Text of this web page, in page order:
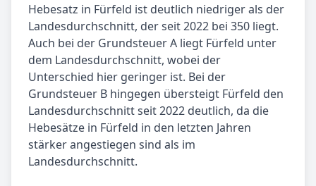
Hebesatz in Fürfeld ist deutlich niedriger als der
Landesdurchschnitt, der seit 2022 bei 350 liegt.
Auch bei der Grundsteuer A liegt Fürfeld unter
dem Landesdurchschnitt, wobei der
Unterschied hier geringer ist. Bei der
Grundsteuer B hingegen übersteigt Fürfeld den
Landesdurchschnitt seit 2022 deutlich, da die
Hebesätze in Fürfeld in den letzten Jahren
stärker angestiegen sind als im
Landesdurchschnitt.